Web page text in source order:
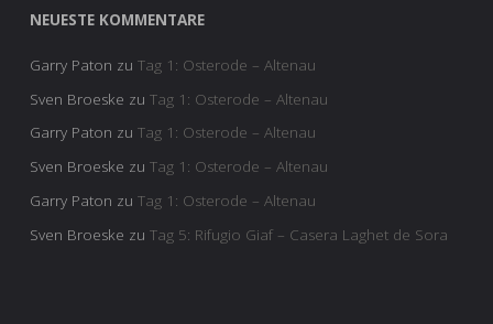
NEUESTE KOMMENTARE
Garry Paton zu Tag 1: Osterode – Altenau
Sven Broeske zu Tag 1: Osterode – Altenau
Garry Paton zu Tag 1: Osterode – Altenau
Sven Broeske zu Tag 1: Osterode – Altenau
Garry Paton zu Tag 1: Osterode – Altenau
Sven Broeske zu Tag 5: Rifugio Giaf – Casera Laghet de Sora